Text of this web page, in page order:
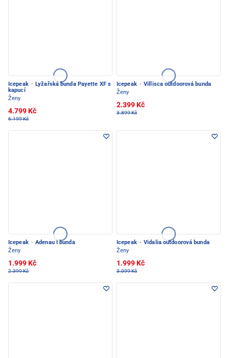
Icepeak · Lyžařská bunda Payette XF s
kapucí
Ženy
4.799 Kč
6.199 Kč
Icepeak · Villisca outdoorová bunda
Ženy
2.399 Kč
3.899 Kč
Icepeak · Adenau I bunda
Ženy
1.999 Kč
2.399 Kč
Icepeak · Vidalia outdoorová bunda
Ženy
1.999 Kč
3.099 Kč